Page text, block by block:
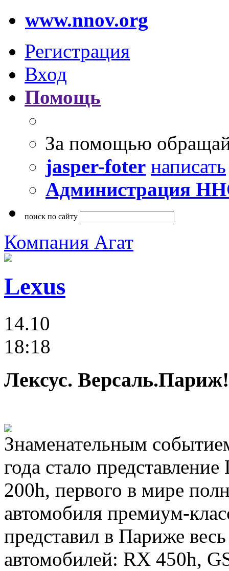
www.nnov.org
Регистрация
Вход
Помощь
За помощью
jasper-foter написать
Администрация
поиск по сайту
Компания Агат
Lexus
14.10
18:18
Лексус. Версаль.Париж!
Знаменательным
года стало
200h, первого в мире
автомобиля премиум-
представил в Париже
автомобилей: RX 450h,